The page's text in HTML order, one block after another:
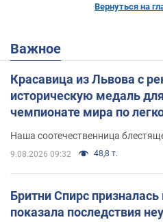
Вернуться на
Важное
Красавица из Львова с
историческую медаль
чемпионате мира по
Наша соотечественница
9.08.2026 09:32 48,8 т.
Бритни Спирс
показала последствия